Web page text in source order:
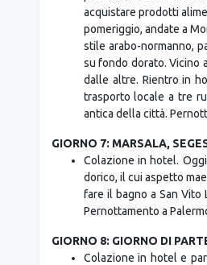
e di alcuni re
Palazzo dei Normanni,
Palatina, famosa per i
potrete ammirare i
palazzi del XVII
acquistare prodotti
pomeriggio, andate a
su fondo dorato. Vicino
dalle altre. Rientro in
trasporto locale a tre
antica della città.
Colazione in hotel.
dorico, il cui aspetto